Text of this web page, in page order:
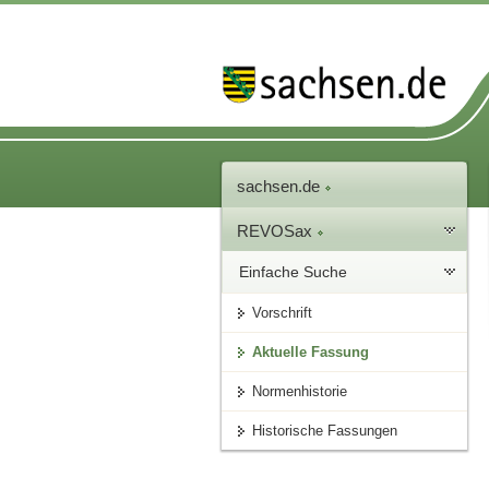
sachsen.de
REVOSax
Einfache Suche
Vorschrift
Aktuelle Fassung
Normenhistorie
Historische Fassungen